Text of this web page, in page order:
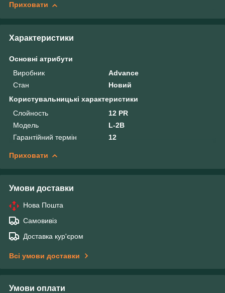
Приховати
Характеристики
Основні атрибути
Виробник
Advance
Стан
Новий
Користувальницькі характеристики
Слойность
12 PR
Модель
L-2B
Гарантійний термін
12
Приховати
Умови доставки
Нова Пошта
Самовивіз
Доставка кур'єром
Всі умови доставки
Умови оплати